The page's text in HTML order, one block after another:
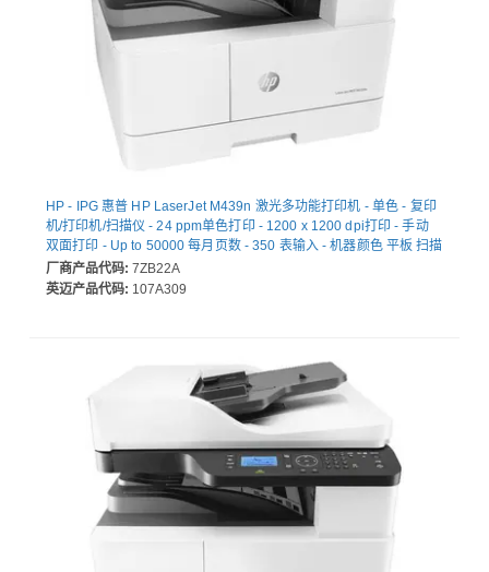
HP - IPG 惠普 HP LaserJet M439n 激光多功能打印机 - 单色 - 复印
机/打印机/扫描仪 - 24 ppm单色打印 - 1200 x 1200 dpi打印 - 手动
双面打印 - Up to 50000 每月页数 - 350 表输入 - 机器颜色 平板 扫描
仪 - 600 dpi光学扫描 - Fast Ethernet - HP Web Jetadmin - USB -
为 普通纸打印
厂商产品代码: 7ZB22A
英迈产品代码: 107A309